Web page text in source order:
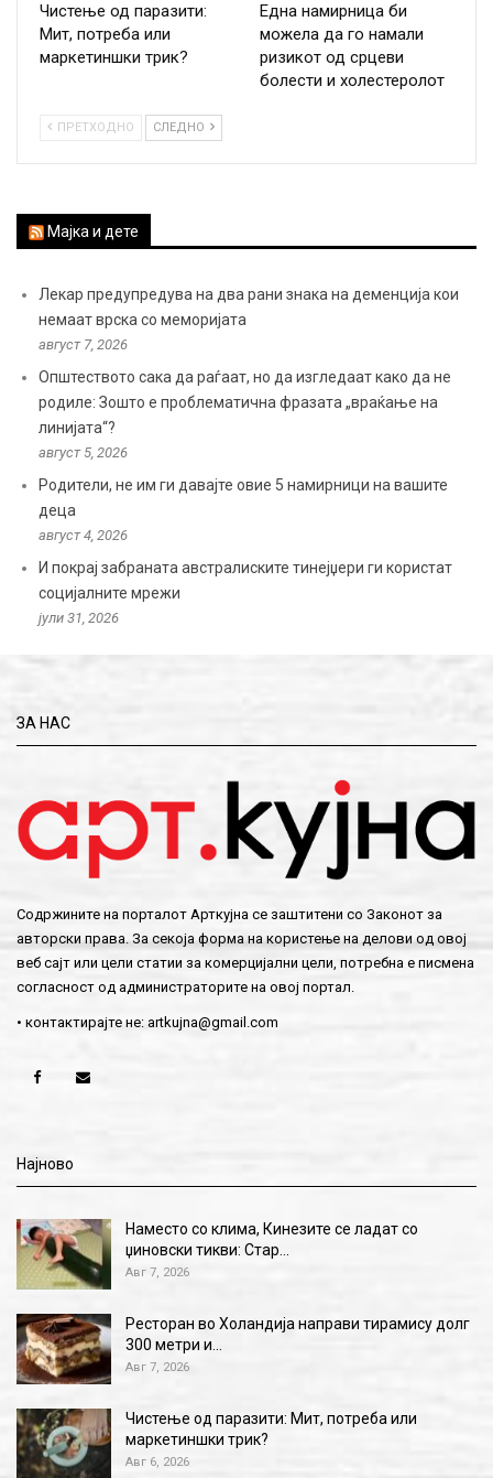
Чистење од паразити:
Мит, потреба или
маркетиншки трик?
Една намирница би
можела да го намали
ризикот од срцеви
болести и холестеролот
ПРЕТХОДНО СЛЕДНО
Мајка и дете
Лекар предупредува на два рани знака на деменција кои
немаат врска со меморијата
август 7, 2026
Општеството сака да раѓаат, но да изгледаат како да не
родиле: Зошто е проблематична фразата „враќање на
линијата“?
август 5, 2026
Родители, не им ги давајте овие 5 намирници на вашите
деца
август 4, 2026
И покрај забраната австралиските тинејџери ги користат
социјалните мрежи
јули 31, 2026
ЗА НАС
Содржините на порталот Арткујна се заштитени со Законот за
авторски права. За секоја форма на користење на делови од овој
веб сајт или цели статии за комерцијални цели, потребна е писмена
согласност од администраторите на овој портал.
• контактирајте не: artkujna@gmail.com
Најново
Наместо со клима, Кинезите се ладат со
џиновски тикви: Стар…
Авг 7, 2026
Ресторан во Холандија направи тирамису долг
300 метри и…
Авг 7, 2026
Чистење од паразити: Мит, потреба или
маркетиншки трик?
Авг 6, 2026